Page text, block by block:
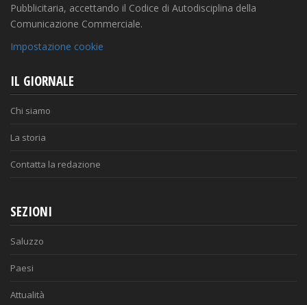
Pubblicitaria, accettando il Codice di Autodisciplina della
Comunicazione Commerciale.
Impostazione cookie
IL GIORNALE
Chi siamo
La storia
Contatta la redazione
SEZIONI
Saluzzo
Paesi
Attualità